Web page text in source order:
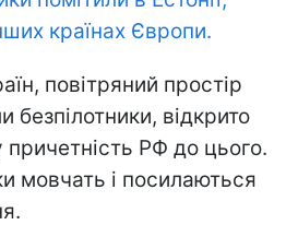
країнах Європи.
повітряний простір
безпілотники, відкрито
РФ до цього.
мовчать і посилаються